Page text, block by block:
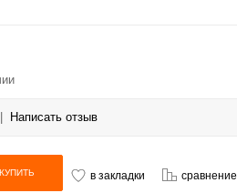
Написать отзыв
в закладки сравнение